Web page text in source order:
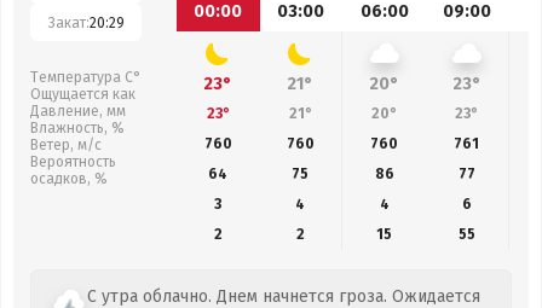
Закат:20:29
Температура С°
Ощущается как
Давление, мм
Влажность, %
Ветер, м/с
Вероятность
осадков, %
00:00
03:00 06:00 09:00
23° 21° 20° 23°
23° 21° 20° 23°
760
760 760 761
64
75 86 77
3
4 4
6
2
2 15 55
С утра облачно. Днем начнется гроза. Ожидается